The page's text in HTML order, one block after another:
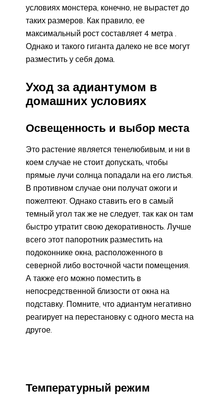
условиях монстера, конечно, не вырастет до
таких размеров. Как правило, ее
максимальный рост составляет 4 метра .
Однако и такого гиганта далеко не все могут
разместить у себя дома.
Уход за адиантумом в
домашних условиях
Освещенность и выбор места
Это растение является тенелюбивым, и ни в
коем случае не стоит допускать, чтобы
прямые лучи солнца попадали на его листья.
В противном случае они получат ожоги и
пожелтеют. Однако ставить его в самый
темный угол так же не следует, так как он там
быстро утратит свою декоративность. Лучше
всего этот папоротник разместить на
подоконнике окна, расположенного в
северной либо восточной части помещения.
А также его можно поместить в
непосредственной близости от окна на
подставку. Помните, что адиантум негативно
реагирует на перестановку с одного места на
другое.
Температурный режим